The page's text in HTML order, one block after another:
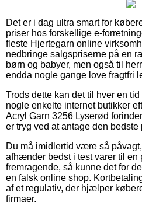
Det er i dag ultra smart for
priser hos forskellige e-
fleste Hjertegarn online
nedbringe salgspriserne på en
børn og babyer, men også til
endda nogle gange love fragtfri
Trods dette kan det til hver en
nogle enkelte internet butikker
Acryl Garn 3256 Lyserød
er tryg ved at antage den bedste
Du må imidlertid være så
afhænder bedst i test varer til en
fremragende, så kunne det for
en falsk online shop.
af et regulativ, der hjælper
firmaer.